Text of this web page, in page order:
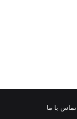
تماس با ما